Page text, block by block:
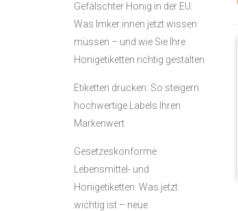
Gefälschter Honig in der EU:
Was Imker:innen jetzt wissen
müssen – und wie Sie Ihre
Honigetiketten richtig gestalten
Etiketten drucken: So steigern
hochwertige Labels Ihren
Markenwert
Gesetzeskonforme
Lebensmittel- und
Honigetiketten: Was jetzt
wichtig ist – neue